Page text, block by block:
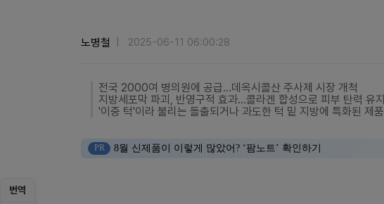
번역
노병철 2025-06-11 06:00:28
전국 2000여 병의원에 공급...데옥시콜산 주사제 시장 개척
지방세포막 파괴, 반영구적 효과...콜라겐 합성으로 피부 탄력 유지
'이중 턱'이라 불리는 돌출되거나 과도한 턱 밑 지방에 특화된 제품
PR 8월 신제품이 이렇게 많았어? ‘팜노트’ 확인하기